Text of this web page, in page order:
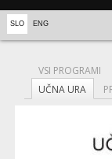
SLO ENG
VSI PROGRAMI
UČNA URA